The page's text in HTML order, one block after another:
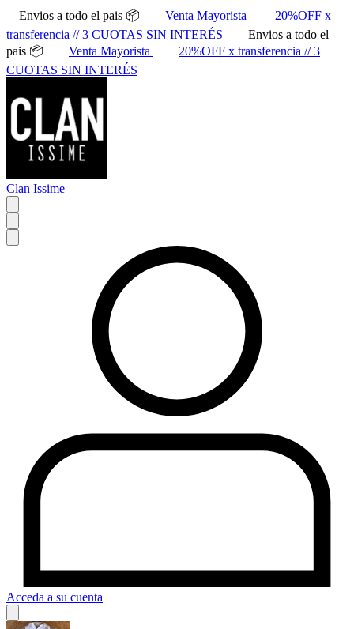
Envios a todo el pais 📦 Venta Mayorista
20%OFF x
transferencia // 3 CUOTAS SIN INTERÉS
Envios a todo el
pais 📦
Venta Mayorista
20%OFF x transferencia // 3
CUOTAS SIN INTERÉS
Clan Issime
Acceda a su cuenta